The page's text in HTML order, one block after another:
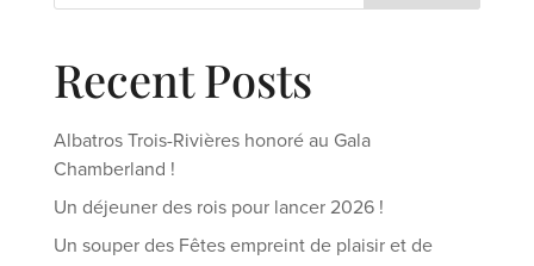
Recent Posts
Albatros Trois-Rivières honoré au Gala
Chamberland !
Un déjeuner des rois pour lancer 2026 !
Un souper des Fêtes empreint de plaisir et de